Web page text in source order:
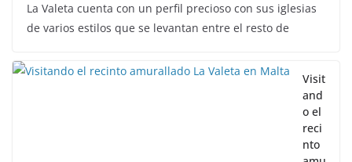
La Valeta cuenta con un perfil precioso con sus iglesias
de varios estilos que se levantan entre el resto de
Visit
and
o el
reci
nto